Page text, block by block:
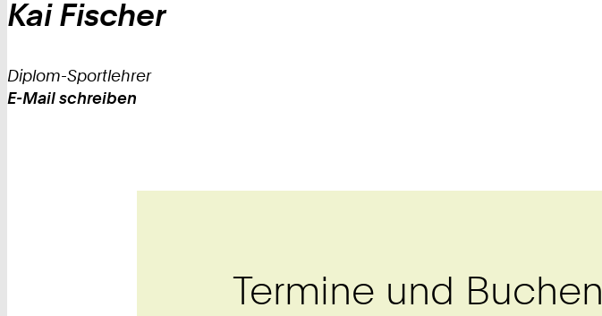
Kai Fischer
Diplom-Sportlehrer
Work
E-Mail schreiben
Termine und Buchen